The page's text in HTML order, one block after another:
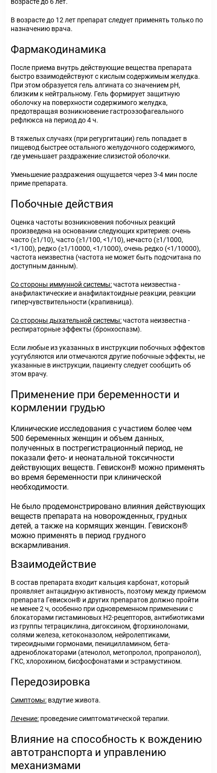
В возрасте до 12 лет препарат следует применять только по
назначению врача.
Фармакодинамика
После приема внутрь действующие вещества препарата
быстро взаимодействуют с кислым содержимым желудка.
При этом образуется гель алгината со значением рН,
близким к нейтральному. Гель формирует защитную
оболочку на поверхности содержимого желудка,
предотвращая возникновение гастроэзофагеального
рефлюкса на период до 4 ч.
В тяжелых случаях (при регургитации) гель попадает в
пищевод быстрее остального желудочного содержимого,
где уменьшает раздражение слизистой оболочки.
Уменьшение раздражения ощущается через 3-4 мин после
приме препарата.
Побочные действия
Оценка частоты возникновения побочных реакций
произведена на основании следующих критериев: очень
часто (≥1/10), часто (≥1/100, <1/10), нечасто (≥1/1000,
<1/100), редко (≥1/10000, <1/1000), очень редко (<1/10000),
частота неизвестна (частота не может быть подсчитана по
доступным данным).
Со стороны иммунной системы:частота неизвестна -
анафилактические и анафилактоидные реакции, реакции
гиперчувствительности (крапивница).
Со стороны дыхательной системы:частота неизвестна -
респираторные эффекты (бронхоспазм).
Если любые из указанных в инструкции побочных эффектов
усугубляются или отмечаются другие побочные эффекты, не
указанные в инструкции, пациенту следует сообщить об
этом врачу.
Применение при беременности и
кормлении грудью
Клинические исследования с участием более чем
500 беременных женщин и объем данных,
полученных в пострегистрационный период, не
показали фето- и неонатальной токсичности
действующих веществ. Гевискон® можно применять
во время беременности при клинической
необходимости.
Не было продемонстрировано влияния действующих
веществ препарата на новорожденных, грудных
детей, а также на кормящих женщин. Гевискон®
можно применять в период грудного
вскармливания.
Взаимодействие
В состав препарата входит кальция карбонат, который
проявляет антацидную активность, поэтому между приемом
препарата Гевискон® и других препаратов должно пройти
не менее 2 ч, особенно при одновременном применении с
блокаторами гистаминовых Н2-рецепторов, антибиотиками
из группы тетрациклина, дигоксином, фторхинолонами,
солями железа, кетоконазолом, нейролептиками,
тиреоидными гормонами, пеницилламином, бета-
адреноблокаторами (атенолол, метопролол, пропранолол),
ГКС, хлорохином, бисфосфонатами и эстрамустином.
Передозировка
Симптомы: вздутие живота.
Лечение: проведение симптоматической терапии.
Влияние на способность к вождению
автотранспорта и управлению
механизмами